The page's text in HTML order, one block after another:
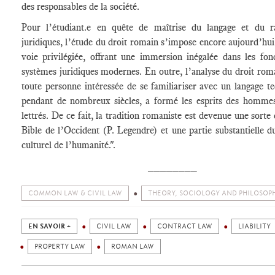
des responsables de la société.
Pour l’étudiant.e en quête de maîtrise du langage et du
juridiques, l’étude du droit romain s’impose encore
voie privilégiée, offrant une immersion inégalée dans les
systèmes juridiques modernes. En outre, l’analyse du droit
toute personne intéressée de se familiariser avec un langage
pendant de nombreux siècles, a formé les esprits des
lettrés. De ce fait, la tradition romaniste est devenue une sorte
Bible de l’Occident (P. Legendre) et une partie substantielle
culturel de l’humanité.".
COMMON LAW & CIVIL LAW THEORY, SOCIOLOGY AND
EN SAVOIR + CIVIL LAW CONTRACT LAW LIABILITY
PROPERTY LAW ROMAN LAW